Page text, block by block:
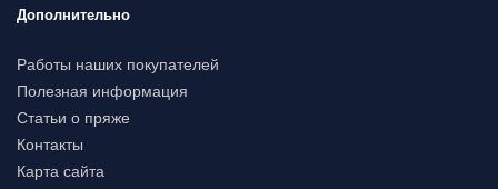
Дополнительно
Работы наших покупателей
Полезная информация
Статьи о пряже
Контакты
Карта сайта